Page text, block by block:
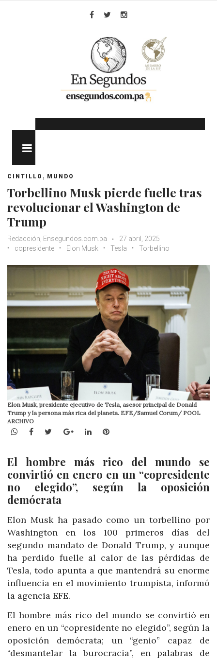
CINTILLO , MUNDO
Torbellino Musk pierde fuelle tras
revolucionar el Washington de
Trump
Redacción, Ensegundos.com.pa
27 abril, 2025
copresidente
Elon Musk Tesla Torbellino
Elon Musk, presidente ejecutivo de Tesla, asesor principal de Donald
Trump y la persona más rica del planeta. EFE/Samuel Corum/ POOL
ARCHIVO
WhatsApp
Facebook
TwitterGoogle+LinkedInPinterest
El hombre más rico del mundo se
convirtió en enero en un “copresidente
no elegido”, según la oposición
demócrata
Elon Musk ha pasado como un torbellino por
Washington en los 100 primeros días del
segundo mandato de Donald Trump, y aunque
ha perdido fuelle al calor de las pérdidas de
Tesla, todo apunta a que mantendrá su enorme
influencia en el movimiento trumpista, informó
la agencia EFE.
El hombre más rico del mundo se convirtió en
enero en un “copresidente no elegido”, según la
oposición demócrata; un “genio” capaz de
“desmantelar la burocracia”, en palabras de